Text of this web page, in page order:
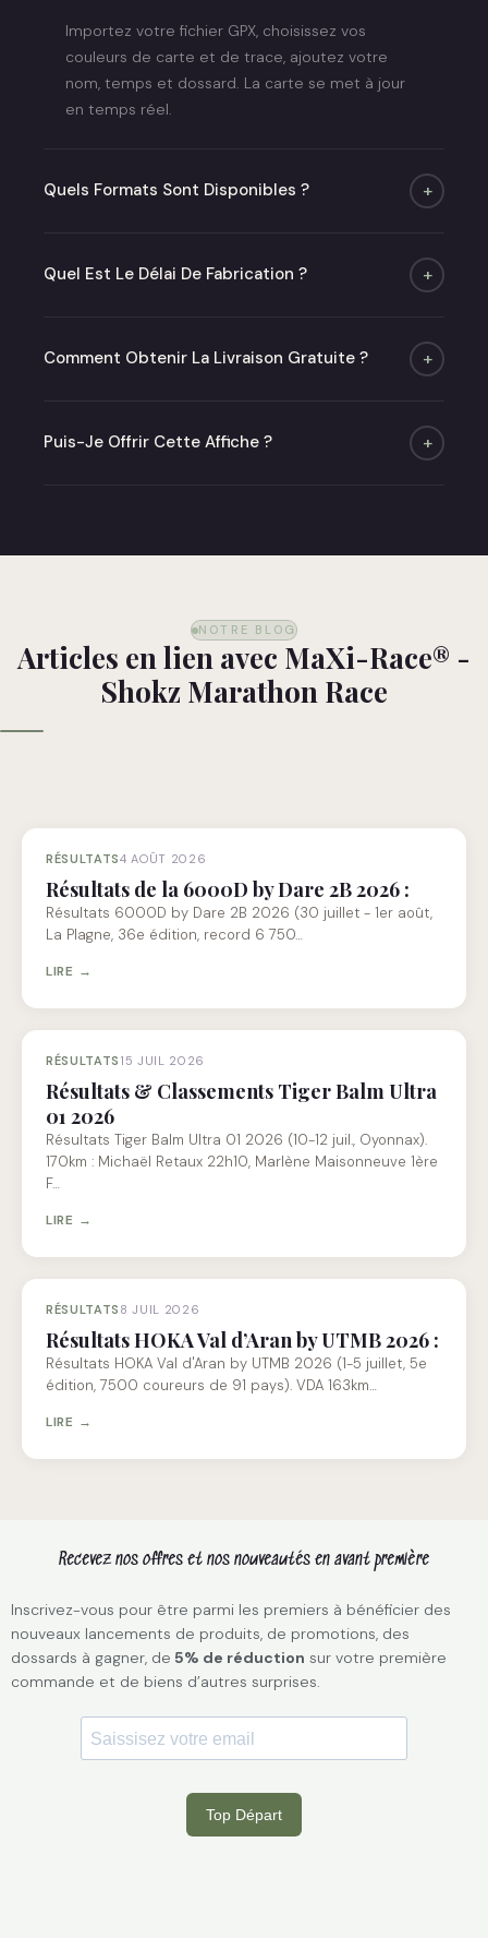
Importez votre fichier GPX, choisissez vos
couleurs de carte et de trace, ajoutez votre
nom, temps et dossard. La carte se met à jour
en temps réel.
Quels Formats Sont Disponibles ? +
seul ou avec cadre chêne ou noir mat.
Quel Est Le Délai De Fabrication ? +
livraison.
Comment Obtenir La Livraison Gratuite ? +
métropolitaine.
Puis-Je Offrir Cette Affiche ? +
NOTRE BLOG
Articles en lien avec MaXi-Race® -
Shokz Marathon Race
RÉSULTATS4 AOÛT 2026
Résultats de la 6000D by Dare 2B 2026 :
Résultats 6000D by Dare 2B 2026 (30 juillet - 1er août,
La Plagne, 36e édition, record 6 750…
LIRE →
RÉSULTATS 15 JUIL 2026
Résultats & Classements Tiger Balm Ultra
01 2026
Résultats Tiger Balm Ultra 01 2026 (10-12 juil., Oyonnax).
170km : Michaël Retaux 22h10, Marlène Maisonneuve 1ère
F…
LIRE →
RÉSULTATS 8 JUIL 2026
Résultats HOKA Val d’Aran by UTMB 2026 :
Résultats HOKA Val d'Aran by UTMB 2026 (1-5 juillet, 5e
édition, 7500 coureurs de 91 pays). VDA 163km…
LIRE →
Recevez nos offres et nos nouveautés en avant première
Inscrivez-vous pour être parmi les premiers à bénéficier des
nouveaux lancements de produits, de promotions, des
dossards à gagner, de 5% de réduction sur votre première
commande et de biens d’autres surprises.